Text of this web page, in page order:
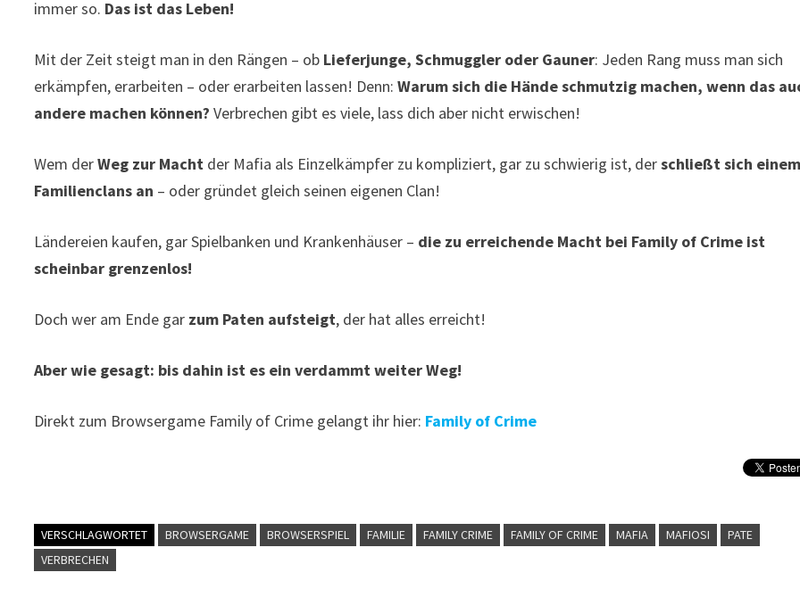
immer so. Das ist das Leben!
Mit der Zeit steigt man in den Rängen – ob Lieferjunge, Schmuggler oder Gauner: Jeden Rang muss man sich
erkämpfen, erarbeiten – oder erarbeiten lassen! Denn:Warum sich die Hände schmutzig machen, wenn das
andere machen können?Verbrechen gibt es viele, lass dich aber nicht erwischen!
Wem derWeg zur Macht der Mafia als Einzelkämpfer zu kompliziert, gar zu schwierig ist, derschließt sich
Familienclans an – oder gründet gleich seinen eigenen Clan!
Ländereien kaufen, gar Spielbanken und Krankenhäuser – die zu erreichende Macht bei Family of Crime ist
scheinbar grenzenlos!
Doch wer am Ende gar zum Paten aufsteigt, der hat alles erreicht!
Aber wie gesagt: bis dahin ist es ein verdammt weiter Weg!
Direkt zum Browsergame Family of Crime gelangt ihr hier: Family of Crime
VERSCHLAGWORTET BROWSERGAME BROWSERSPIEL FAMILIE FAMILY CRIME FAMILY OF CRIME MAFIA MAFIOSI
PATE
VERBRECHEN